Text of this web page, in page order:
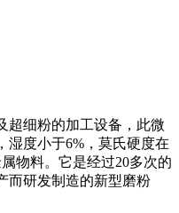
超细粉的加工设备，此微
湿度小于6%，莫氏硬度在
物料。它是经过20多次的
而研发制造的新型磨粉